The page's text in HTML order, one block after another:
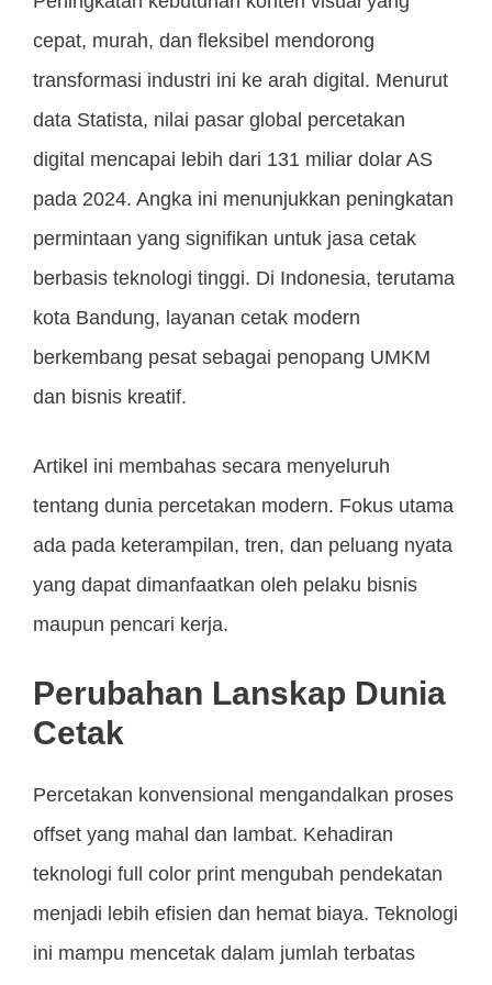
cepat, murah, dan fleksibel mendorong
transformasi industri ini ke arah digital. Menurut
data Statista, nilai pasar global percetakan
digital mencapai lebih dari 131 miliar dolar AS
pada 2024. Angka ini menunjukkan peningkatan
permintaan yang signifikan untuk jasa cetak
berbasis teknologi tinggi. Di Indonesia, terutama
kota Bandung, layanan cetak modern
berkembang pesat sebagai penopang UMKM
dan bisnis kreatif.
Artikel ini membahas secara menyeluruh
tentang dunia percetakan modern. Fokus utama
ada pada keterampilan, tren, dan peluang nyata
yang dapat dimanfaatkan oleh pelaku bisnis
maupun pencari kerja.
Perubahan Lanskap Dunia
Cetak
Percetakan konvensional mengandalkan proses
offset yang mahal dan lambat. Kehadiran
teknologi full color print mengubah pendekatan
menjadi lebih efisien dan hemat biaya. Teknologi
ini mampu mencetak dalam jumlah terbatas